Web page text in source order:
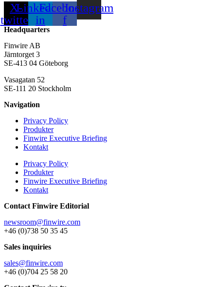
X-
twitter
Linkedin-
in
Facebook-
f
Instagram
Headquarters
Finwire AB
Järntorget 3
SE-413 04 Göteborg
Vasagatan 52
SE-111 20 Stockholm
Navigation
Privacy Policy
Produkter
Finwire Executive Briefing
Kontakt
Privacy Policy
Produkter
Finwire Executive Briefing
Kontakt
Contact Finwire Editorial
newsroom@finwire.com
+46 (0)738 50 35 45
Sales inquiries
sales@finwire.com
+46 (0)704 25 58 20